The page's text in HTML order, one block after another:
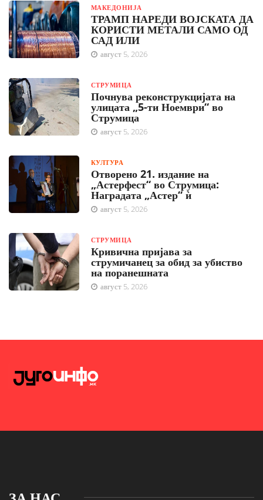
МАКЕДОНИЈА
ТРАМП НАРЕДИ ВОЈСКАТА ДА
КОРИСТИ МЕТАЛИ САМО ОД
САД ИЛИ
август 5, 2026
СТРУМИЦА
Почнува реконструкцијата на
улицата „5-ти Ноември“ во
Струмица
август 5, 2026
КУЛТУРА
Отворено 21. издание на
„Астерфест“ во Струмица:
Наградата „Астер“ ѝ
август 5, 2026
СТРУМИЦА
Кривична пријава за
струмичанец за обид за убиство
на поранешната
август 5, 2026